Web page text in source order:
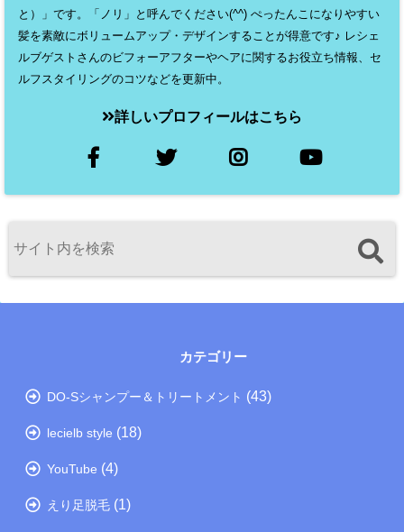
と）」です。「ノリ」と呼んでください(^^) ぺったんこになりやすい
髪を素敵にボリュームアップ・デザインすることが得意です♪ レシェ
ルブゲストさんのビフォーアフターやヘアに関するお役立ち情報、セ
ルフスタイリングのコツなどを更新中。
詳しいプロフィールはこちら
カテゴリー
DO-Sシャンプー＆トリートメント (43)
lecielb style (18)
YouTube (4)
えり足脱毛 (1)